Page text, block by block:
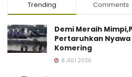
Trending Comments
Demi Meraih
Pertaruhkan
Komering
8 JULI 2026